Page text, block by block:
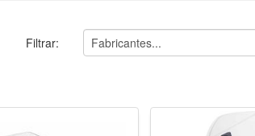
Filtrar: